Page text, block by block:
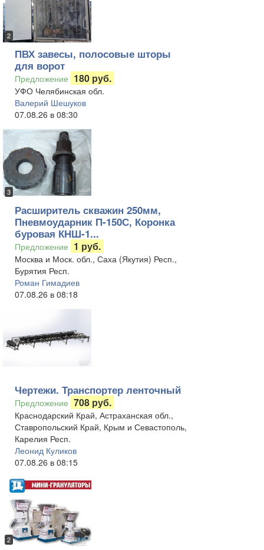
2
ПВХ завесы, полосовые шторы
для ворот
Предложение 180 руб.
УФО Челябинская обл.
Валерий Шешуков
07.08.26 в 08:30
3
Расширитель скважин 250мм,
Пневмоударник П-150С, Коронка
буровая КНШ-1...
Предложение 1 руб.
Москва и Моск. обл., Саха (Якутия) Респ.,
Бурятия Респ.
Роман Гимадиев
07.08.26 в 08:18
Чертежи. Транспортер ленточный
Предложение 708 руб.
Краснодарский Край, Астраханская обл.,
Ставропольский Край, Крым и Севастополь,
Карелия Респ.
Леонид Куликов
07.08.26 в 08:15
2